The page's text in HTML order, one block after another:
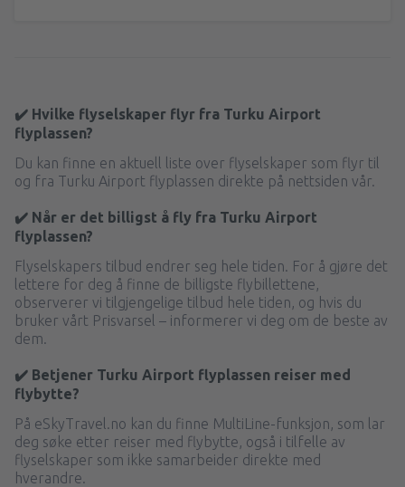
✔️ Hvilke flyselskaper flyr fra Turku Airport
flyplassen?
Du kan finne en aktuell liste over flyselskaper som flyr til
og fra Turku Airport flyplassen direkte på nettsiden vår.
✔️ Når er det billigst å fly fra Turku Airport
flyplassen?
Flyselskapers tilbud endrer seg hele tiden. For å gjøre det
lettere for deg å finne de billigste flybillettene,
observerer vi tilgjengelige tilbud hele tiden, og hvis du
bruker vårt Prisvarsel – informerer vi deg om de beste av
dem.
✔️ Betjener Turku Airport flyplassen reiser med
flybytte?
På eSkyTravel.no kan du finne MultiLine-funksjon, som lar
deg søke etter reiser med flybytte, også i tilfelle av
flyselskaper som ikke samarbeider direkte med
hverandre.